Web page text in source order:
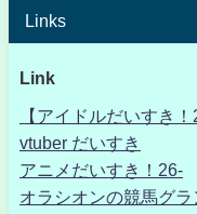
Links
Link
【アイドルだいすき
vtuber だいすき
アニメだいすき！26-
オラシオンの競馬グラ